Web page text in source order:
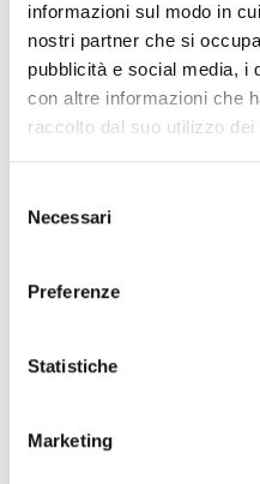
informazioni sul modo in
nostri partner che si
pubblicità e social media, i
con altre informazioni che
raccolto dal suo utilizzo
delNecessari
Preferenze
Statistiche
Marketing
Modelli, metodi e
con obiettivi di crescita,
laboratori di pratica con
risorse che un'azienda ha
Ai sensi e per gli effetti
di marketing diretto dell'
trattamento dei dati